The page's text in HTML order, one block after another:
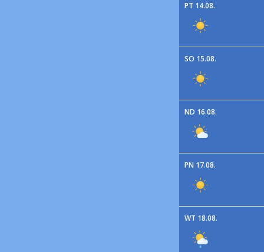
PT 14.08.
SO 15.08.
ND 16.08.
PN 17.08.
WT 18.08.